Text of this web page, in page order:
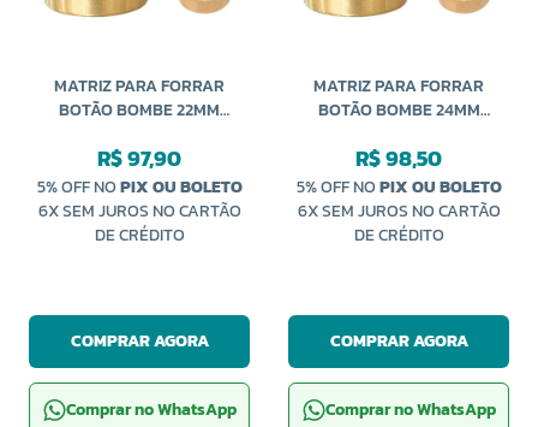
MATRIZ PARA FORRAR
BOTÃO BOMBE 22MM
R$ 97,90
5% OFF NOPIX OU BOLETO
6X SEM JUROS NO CARTÃO
DE CRÉDITO
COMPRAR AGORA
Comprar no WhatsApp
MATRIZ PARA FORRAR
BOTÃO BOMBE 24MM
R$ 98,50
5% OFF NOPIX OU BOLETO
6X SEM JUROS NO CARTÃO
DE CRÉDITO
COMPRAR AGORA
Comprar no WhatsApp